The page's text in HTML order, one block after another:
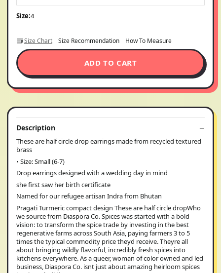
Size:4
Size Chart Size Recommendation How To Measure
ADD TO CART
Description
These are half circle drop earrings made from recycled textured
brass
• Size: Small (6-7)
Drop earrings designed with a wedding day in mind
she first saw her birth certificate
Named for our refugee artisan Indra from Bhutan
Pragati Turmeric compact design These are half circle dropWho
we source from Diaspora Co. Spices was started with a bold
vision: to transform the spice trade by investing in the best
regenerative farms across South Asia, paying farmers 3 to 5
times the typical commodity price theyd receive. Theyre all
about bringing wildly flavorful, incredibly fresh spices into
kitchens everywhere. As a queer, woman of color owned and led
business, Diaspora Co. isnt just about amazing heirloom spices